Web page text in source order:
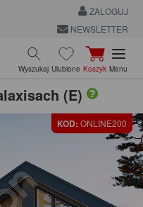
ZALOGUJ
NEWSLETTER
Wyszukaj Ulubione Koszyk Menu
(E)
KOD: ONLINE200